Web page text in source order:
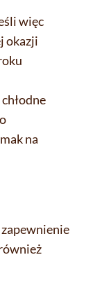
więc
okazji
na